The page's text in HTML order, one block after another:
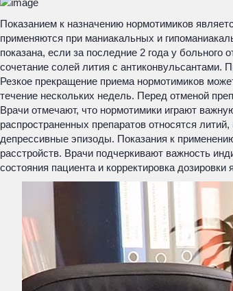
Показанием к назначению нормотимиков
применяются при маниакальных и
показана, если за последние 2 года у
сочетание солей лития с
Резкое прекращение приема нормотимиков
течение нескольких недель. Перед отменой
Врачи отмечают, что нормотимики играют
распространенных препаратов относятся
депрессивные эпизоды. Показания к
расстройств. Врачи подчеркивают важность
состояния пациента и корректировка